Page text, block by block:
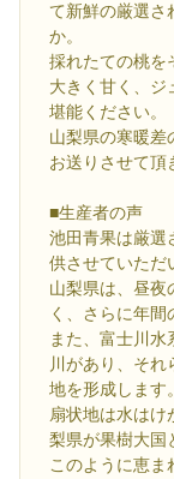
て新鮮の厳選さ
か。
採れたての桃を
大きく甘く、ジ
堪能ください。
山梨県の寒暖差
お送りさせて頂
■生産者の声
池田青果は厳選
供させていただ
山梨県は、昼夜
く、さらに年間
また、富士川
川があり、それ
地を形成します。
扇状地は水はけ
梨県が果樹大国
このように恵ま